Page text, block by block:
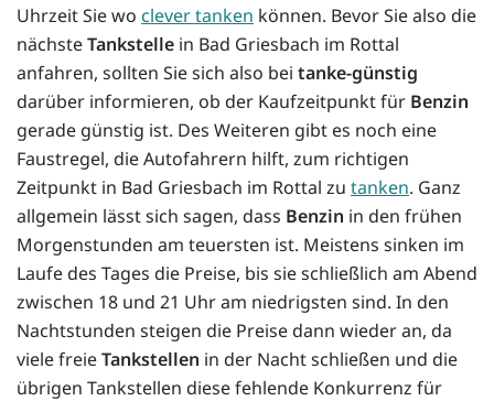
Uhrzeit Sie wo clever tanken können. Bevor Sie also die
nächsteTankstelle in Bad Griesbach im Rottal
anfahren, sollten Sie sich also bei tanke-günstig
darüber informieren, ob der Kaufzeitpunkt für Benzin
gerade günstig ist. Des Weiteren gibt es noch eine
Faustregel, die Autofahrern hilft, zum richtigen
Zeitpunkt in Bad Griesbach im Rottal zu tanken. Ganz
allgemein lässt sich sagen, dass Benzin in den frühen
Morgenstunden am teuersten ist. Meistens sinken im
Laufe des Tages die Preise, bis sie schließlich am Abend
zwischen 18 und 21 Uhr am niedrigsten sind. In den
Nachtstunden steigen die Preise dann wieder an, da
viele freieTankstellen in der Nacht schließen und die
übrigen Tankstellen diese fehlende Konkurrenz für